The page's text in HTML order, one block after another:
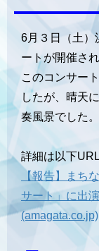
6月３日（土）
ートが開催され
このコンサー
したが、晴天
奏風景でした。
詳細は以下
【報告】まち
サート」に出
(amagata.co.jp)